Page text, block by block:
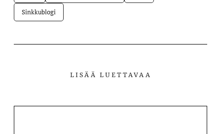
Sinkkublogi
LISÄÄ LUETTAVAA